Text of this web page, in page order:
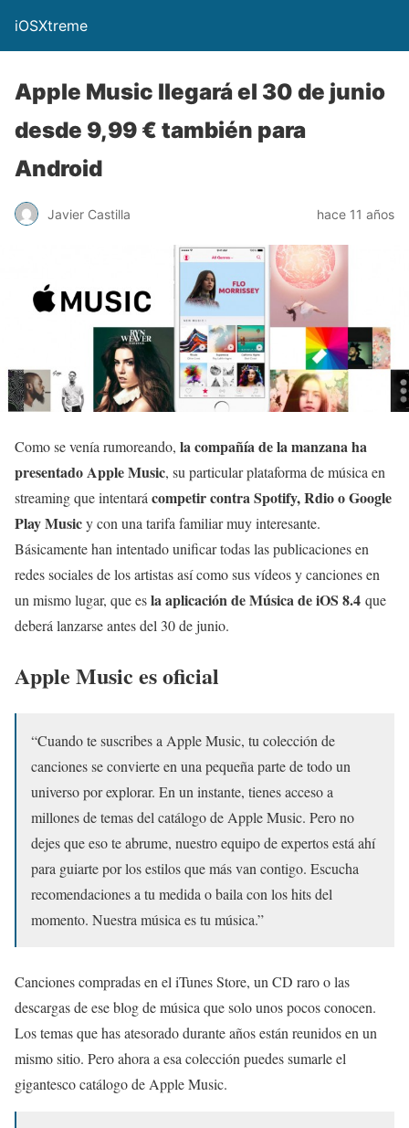
iOSXtreme
Apple Music llegará el 30 de junio
desde 9,99 € también para
Android
Javier Castilla hace 11 años
Como se venía rumoreando, la compañía de la manzana ha
presentado Apple Music, su particular plataforma de música en
streaming que intentarácompetir contra Spotify, Rdio o Google
Play Musicy con una tarifa familiar muy interesante.
Básicamente han intentado unificar todas las publicaciones en
redes sociales de los artistas así como sus vídeos y canciones en
un mismo lugar, que esla aplicación de Música de iOS 8.4 que
deberá lanzarse antes del 30 de junio.
Apple Music es oficial
“Cuando te suscribes a Apple Music, tu colección de
canciones se convierte en una pequeña parte de todo un
universo por explorar. En un instante, tienes acceso a
millones de temas del catálogo de Apple Music. Pero no
dejes que eso te abrume, nuestro equipo de expertos está ahí
para guiarte por los estilos que más van contigo. Escucha
recomendaciones a tu medida o baila con los hits del
momento. Nuestra música es tu música.”
Canciones compradas en el iTunes Store, un CD raro o las
descargas de ese blog de música que solo unos pocos conocen.
Los temas que has atesorado durante años están reunidos en un
mismo sitio. Pero ahora a esa colección puedes sumarle el
gigantesco catálogo de Apple Music.